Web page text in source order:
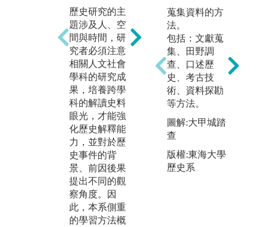
歷史研究的主
題涉及人、空
間與時間，研
究者必須注意
相關人文社會
學科的研究成
果，培養跨學
科的解讀史料
眼光，才能強
化歷史解釋能
力，並對於歷
史事件的背
景、前因後果
提出不同的觀
察角度。因
此，本系側重
的學習方法概
(1) 注重跨學科
知識學習，認
識歷史學與其
他社會科學之
間的可能關
聯。
蒐集資料的方
法。
包括：文獻蒐
集、田野調
查、口述歷
史、考古技
術、資料探勘
等方法。
圖解:大甲城踏
查
版權:東海大學
歷史系